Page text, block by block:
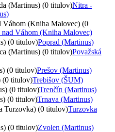
(Martinus) (0 titulov)Nitra -
Váhom (Kniha Malovec) (0
nad Váhom (Kniha Malovec)
(0 titulov)Poprad (Martinus)
(Martinus) (0 titulov)Považská
(0 titulov)Prešov (Martinus)
(0 titulov)Trebišov (ŠUM)
(0 titulov)Trenčín (Martinus)
(0 titulov)Trnava (Martinus)
Turzovka) (0 titulov)Turzovka
(0 titulov)Zvolen (Martinus)